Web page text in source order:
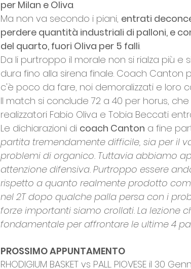
per Milan e Oliva.
Ma non va secondo i piani, entrati
perdere quantità industriali di palloni, e
del quarto, fuori Oliva per 5 falli.
Da li purtroppo il morale non si rialza più
dura fino alla sirena finale. Coach
c'è poco da fare, noi demoralizzati e loro
Il match si conclude 72 a 40 per horus,
realizzatori Fabio Oliva e Tobia Beccati
Le dichiarazioni di coach Canton a fine
partita tremendamente difficile, sia per il
problemi di organico. Tuttavia abbiamo
attenzione difensiva. Purtroppo essere
rispetto a quanto realmente prodotto
nel 2T dopo qualche palla persa con i
forze importanti siamo crollati. La lezione
fondamentale per affrontare le ultime 4
PROSSIMO APPUNTAMENTO
RHODIGIUM BASKET vs PALL. PIOVESE il 30